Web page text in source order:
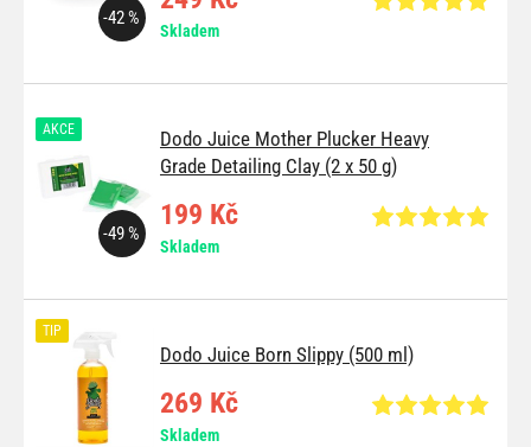
-42 %
Skladem
Dodo Juice Mother Plucker Heavy
Grade Detailing Clay (2 x 50 g)
-49 %
AKCE
199 Kč
Skladem
Dodo Juice Born Slippy (500 ml)
TIP
269 Kč
Skladem